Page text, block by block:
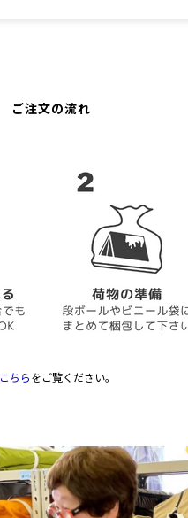
ご注文の流れ
こちらをご覧ください。